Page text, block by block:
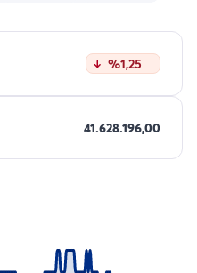
%1,25
41.628.196,00